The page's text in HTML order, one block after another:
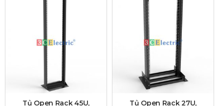
Tủ Open Rack 45U,
Tủ Open Rack 27U,